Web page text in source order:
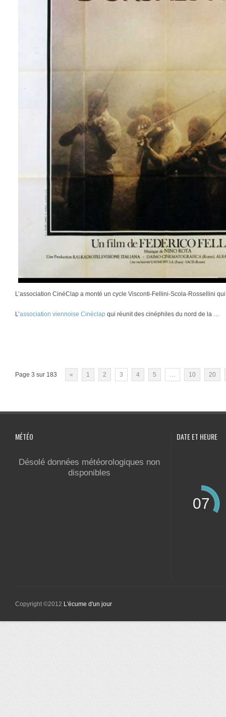
L’association CinéClap a monté un cycle Visconti-Fellini-Scola-Rossellini
L’association viennoise Cinéclap qui réunit des cinéphiles du nord de la …
Page 3 sur 183 « 1 2 3 4 5 … 10 20
MÉTÉO
Désolé données météorologiques non
disponibles
DATE ET HEURE
07
Copyright ©2012 L'écume d'un jour